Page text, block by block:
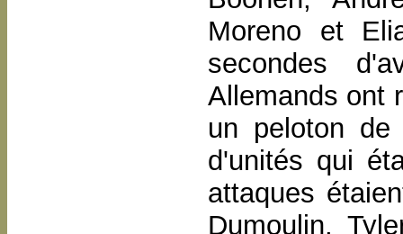
Moreno et
secondes
Allemands ont
un peloton
d'unités qui
attaques
Dumoulin,